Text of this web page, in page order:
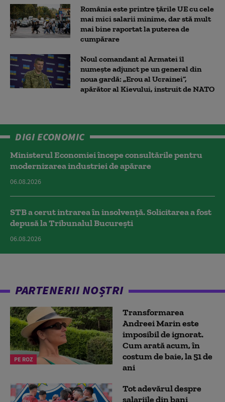
România este printre țările UE cu cele
mai mici salarii minime, dar stă mult
mai bine raportat la puterea de
cumpărare
Noul comandant al Armatei îl
numește adjunct pe un general din
noua gardă: „Erou al Ucrainei”,
apărător al Kievului, instruit de NATO
DIGI ECONOMIC
Ministerul Economiei începe consultările pentru
modernizarea industriei de apărare
06.08.2026
STB a cerut intrarea în insolvență. Solicitarea a fost
depusă la Tribunalul București
06.08.2026
PARTENERII NOȘTRI
PE ROZ
Transformarea
Andreei Marin este
imposibil de ignorat.
Cum arată acum, în
costum de baie, la 51 de
ani
Tot adevărul despre
salariile din bani